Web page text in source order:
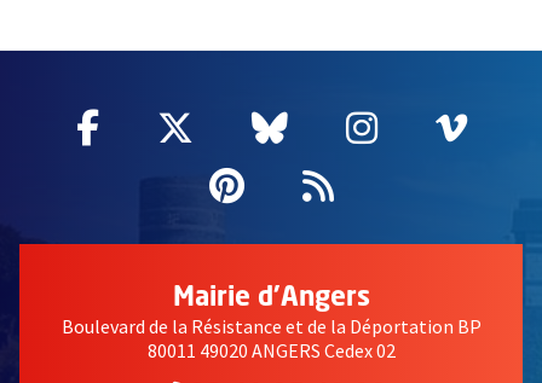
Facebook
, Ouvre une nouvelle fenêtre
Twitter
, Ouvre une nouvelle
Bluesky
, Ouvre une
Instagram
, Ouvre
,
Pinterest
, Ouvre une
Flux RSS
Mairie d'Angers
Boulevard de la Résistance et de la Déportation BP
80011 49020 ANGERS Cedex 02